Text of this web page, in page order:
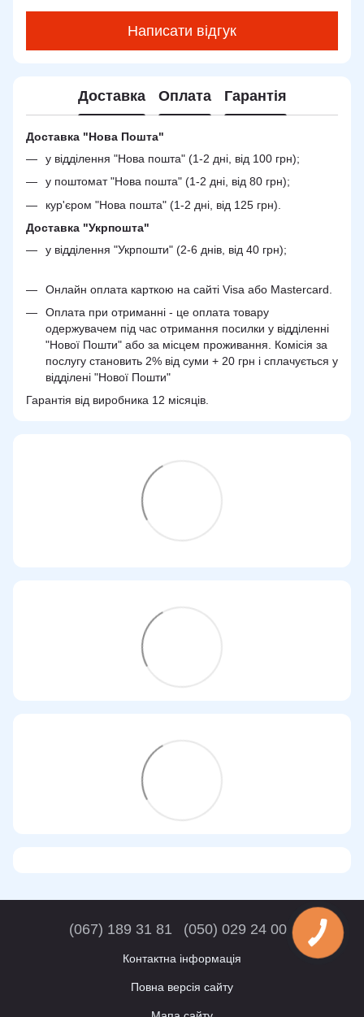
Написати відгук
Доставка Оплата Гарантія
Доставка "Нова Пошта"
у відділення "Нова пошта" (1-2 дні, від 100 грн);
у поштомат "Нова пошта" (1-2 дні, від 80 грн);
кур'єром "Нова пошта" (1-2 дні, від 125 грн).
Доставка "Укрпошта"
у відділення "Укрпошти" (2-6 днів, від 40 грн);
Онлайн оплата карткою на сайті Visa або Mastercard.
Оплата при отриманні - це оплата товару
одержувачем під час отримання посилки у відділенні
"Нової Пошти" або за місцем проживання. Комісія за
послугу становить 2% від суми + 20 грн і сплачується у
відділені "Нової Пошти"
Гарантія від виробника 12 місяців.
(067) 189 31 81 (050) 029 24 00
Контактна інформація
Повна версія сайту